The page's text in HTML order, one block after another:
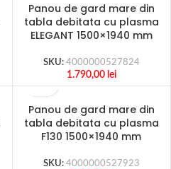
Panou de gard mare din
tabla debitata cu plasma
ELEGANT 1500×1940 mm
SKU: 4000000527824
1.790,00 lei
Panou de gard mare din
tabla debitata cu plasma
F130 1500×1940 mm
SKU: 4000000527923